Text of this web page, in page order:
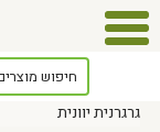
כלל המאמרים
גרגרנית יוונית